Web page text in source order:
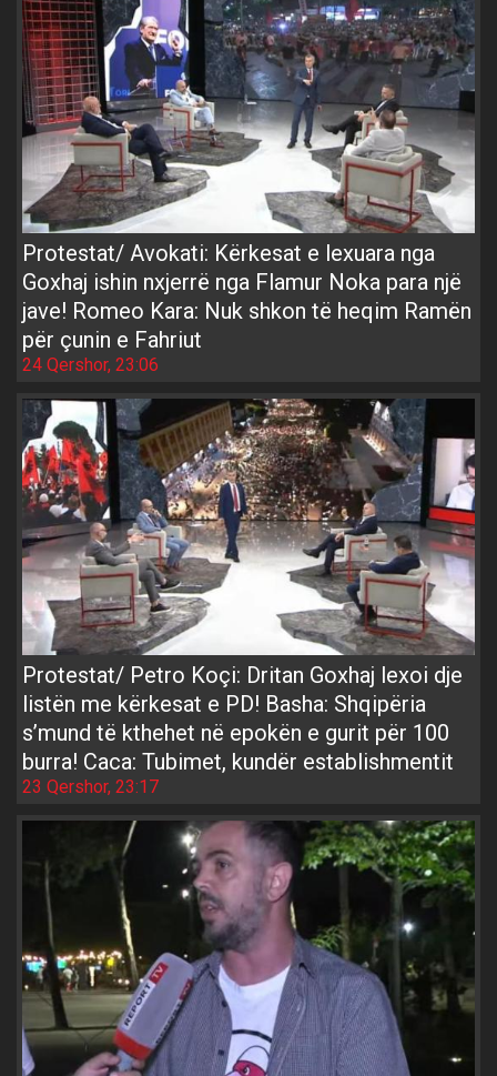
Protestat/ Avokati: Kërkesat e lexuara nga
Goxhaj ishin nxjerrë nga Flamur Noka para një
jave! Romeo Kara: Nuk shkon të heqim Ramën
për çunin e Fahriut
24 Qershor, 23:06
Protestat/ Petro Koçi: Dritan Goxhaj lexoi dje
listën me kërkesat e PD! Basha: Shqipëria
s’mund të kthehet në epokën e gurit për 100
burra! Caca: Tubimet, kundër establishmentit
23 Qershor, 23:17